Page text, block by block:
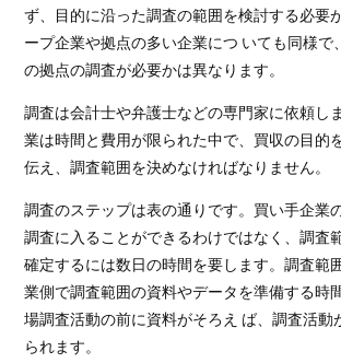
ず、目的に沿った調査の範囲を検討する必要
ープ企業や拠点の多い企業につ いても同様で
の拠点の調査が必要かは異なります。
調査は会計士や弁護士などの専門家に依頼し
業は時間と費用が限られた中で、買収の目的
伝え、調査範囲を決めなければなりません。
調査のステップは表の通りです。買い手企業
調査に入ることができるわけではなく、調査
確定するには数日の時間を要します。調査範
業側で調査範囲の資料やデータを準備する時
場調査活動の前に資料がそろえ ば、調査活動
られます。